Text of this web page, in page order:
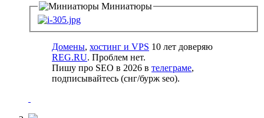
Миниатюры
Домены, хостинг и VPS 10 лет доверяю
REG.RU. Проблем нет.
Пишу про SEO в 2026 в телеграме,
подписывайтесь (cнг/бурж seo).